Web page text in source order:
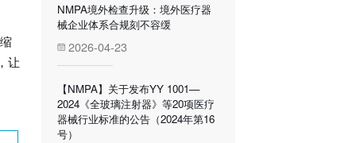
让
NMPA境外检查升级：境外医疗器
械企业体系合规刻不容缓
2026-04-23
【NMPA】关于发布YY 1001—
2024《全玻璃注射器》等20项医疗
器械行业标准的公告（2024年第16
号）